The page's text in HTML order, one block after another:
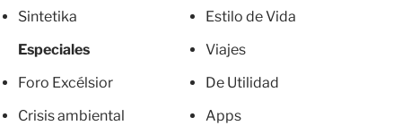
Sintetika
Especiales
Foro Excélsior
Crisis ambiental
Estilo de Vida
Viajes
De Utilidad
Apps